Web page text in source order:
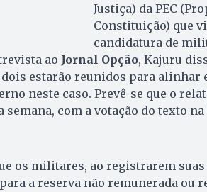
Justiça) da PEC
Constituição) que
candidatura de
ao Jornal Opção, Kajuru
dois estarão reunidos para alinhar
neste caso. Prevê-se que o
com a votação do texto na
os militares, ao registrarem
a reserva não remunerada ou